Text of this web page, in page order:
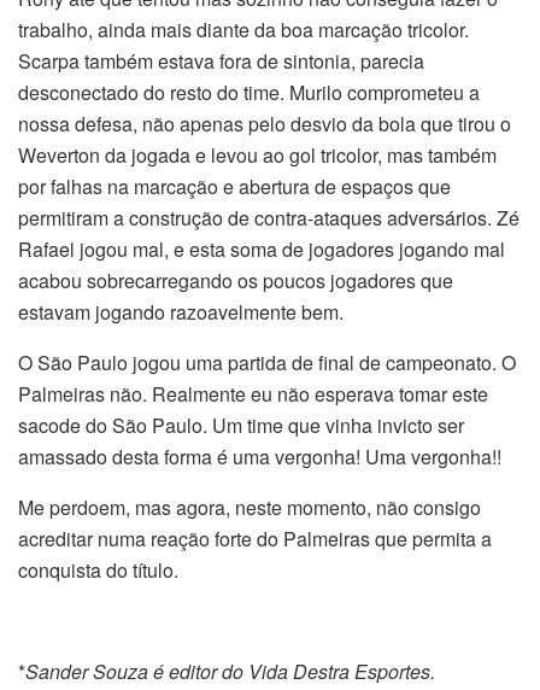
trabalho, ainda mais diante da boa marcação tricolor.
Scarpa também estava fora de sintonia, parecia
desconectado do resto do time. Murilo comprometeu a
nossa defesa, não apenas pelo desvio da bola que tirou o
Weverton da jogada e levou ao gol tricolor, mas também
por falhas na marcação e abertura de espaços que
permitiram a construção de contra-ataques adversários. Zé
Rafael jogou mal, e esta soma de jogadores jogando mal
acabou sobrecarregando os poucos jogadores que
estavam jogando razoavelmente bem.
O São Paulo jogou uma partida de final de campeonato. O
Palmeiras não. Realmente eu não esperava tomar este
sacode do São Paulo. Um time que vinha invicto ser
amassado desta forma é uma vergonha! Uma vergonha!!
Me perdoem, mas agora, neste momento, não consigo
acreditar numa reação forte do Palmeiras que permita a
conquista do título.
*Sander Souza é editor do Vida Destra Esportes.